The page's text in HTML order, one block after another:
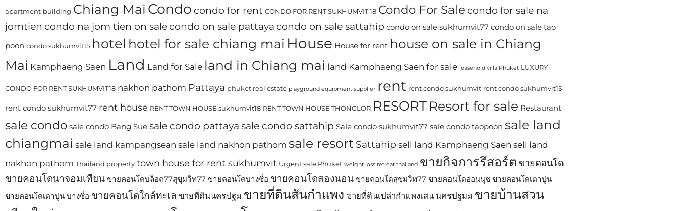
apartment building Chiang Mai Condo condo for rent CONDO FOR RENT SUKHUMVIT 18 Condo For Sale condo for sale na
jomtien condo na jom tien on sale condo on sale pattaya condo on sale sattahip condo on sale sukhumvit77 condo on sale tao
poon condo sukhumvit15 hotel hotel for sale chiang mai House House for rent house on sale in Chiang
Mai Kamphaeng Saen Land Land for Sale land in Chiang mai land Kamphaeng Saen for sale leasehold villa Phuket LUXURY
CONDO FOR RENT SUKHUMVIT18 nakhon pathom Pattaya phuket real estate playground equipment supplier rent rent condo sukhumvit rent condo sukhumvit15
rent condo sukhumvit77 rent house RENT TOWN HOUSE sukhumvit18 RENT TOWN HOUSE THONGLOR RESORT Resort for sale Restaurant
sale condo sale condo Bang Sue sale condo pattaya sale condo sattahip Sale condo sukhumvit77 sale condo taopoon sale land
chiangmai sale land kampangsean sale land nakhon pathom sale resort Sattahip sell land Kamphaeng Saen sell land
nakhon pathom Thailand property town house for rent sukhumvit Urgent sale Phuket weight loss retreat thailand ขายกิจการรีสอร์ต ขายคอนโด
ขายคอนโดนาจอมเทียน ขายคอนโดบล็อค77สุขุมวิท77 ขายคอนโดบางซื่อ ขายคอนโดสองนอน ขายคอนโดสุขุมวิท77 ขายคอนโดอ่อนนุช ขายคอนโดเตาปูน
ขายคอนโดเตาปูน บางซื่อ ขายคอนโดใกล้ทะเล ขายที่ดินนครปฐม ขายที่ดินสันกำแพง ขายที่ดินเปล่ากำแพงเสน นครปฐมม ขายบ้านสวน